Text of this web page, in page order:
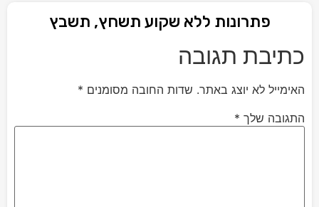
פתרונות ללא שקוע תשחץ, תשבץ
כתיבת תגובה
האימייל לא יוצג באתר. שדות החובה מסומנים *
התגובה שלך *